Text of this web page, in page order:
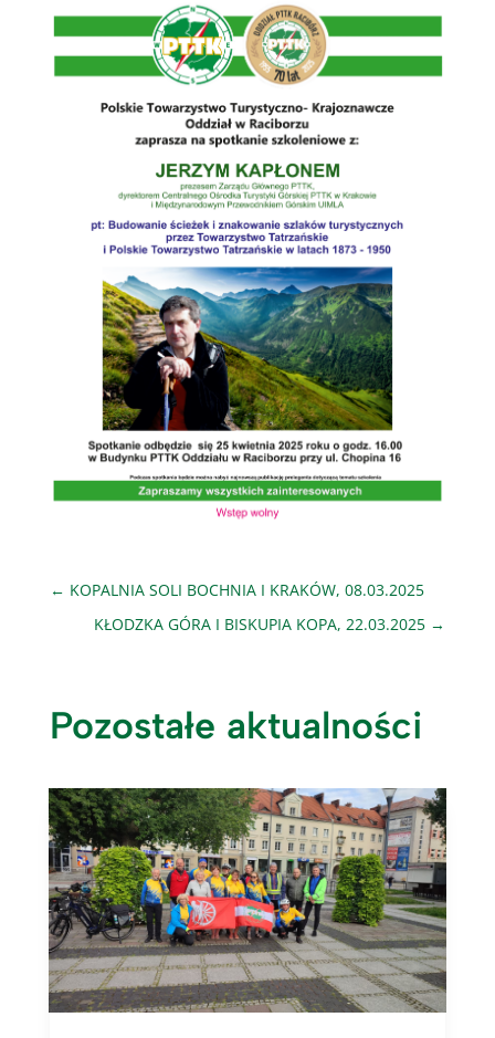
← KOPALNIA SOLI BOCHNIA I KRAKÓW, 08.03.2025
KŁODZKA GÓRA I BISKUPIA KOPA, 22.03.2025 →
Pozostałe aktualności